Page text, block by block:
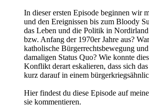
In dieser ersten Episode beginnen wir
und den Ereignissen bis zum Bloody
das Leben und die Politik in
bzw. Anfang der 1970er Jahre aus?
katholische Bürgerrechtsbewegung
damaligen Status Quo? Wie konnte
Konflikt derart eskalieren, dass sich
kurz darauf in einem
Hier findest du diese Episode auf
sie kommentieren.